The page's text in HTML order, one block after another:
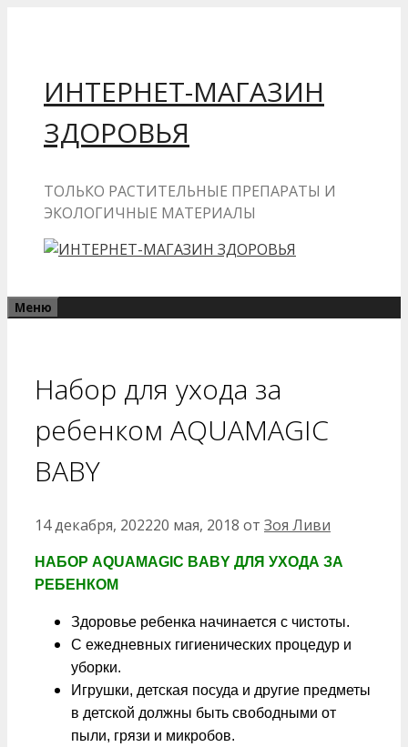
ИНТЕРНЕТ-МАГАЗИН
ЗДОРОВЬЯ
ТОЛЬКО РАСТИТЕЛЬНЫЕ ПРЕПАРАТЫ И
ЭКОЛОГИЧНЫЕ МАТЕРИАЛЫ
Меню
Набор для ухода за
ребенком AQUAMAGIC
BABY
14 декабря, 202220 мая, 2018 от Зоя Ливи
НАБОР AQUAMAGIC BABY ДЛЯ УХОДА ЗА
РЕБЕНКОМ
Здоровье ребенка начинается с чистоты.
С ежедневных гигиенических процедур и
уборки.
Игрушки, детская посуда и другие предметы
в детской должны быть свободными от
пыли, грязи и микробов.